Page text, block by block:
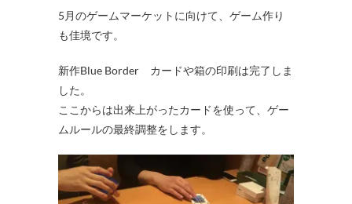
5月のゲームマーケットに向けて、ゲーム作り
も佳境です。
新作Blue Border カードや箱の印刷は完了しま
した。
ここからは出来上がったカードを使って、ゲー
ムルールの最終調整をします。